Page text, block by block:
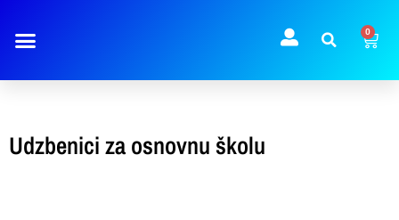
0
Udzbenici za osnovnu školu